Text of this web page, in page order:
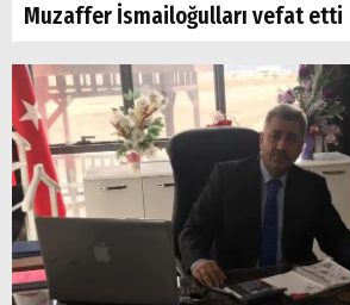
Muzaffer İsmailoğulları vefat etti